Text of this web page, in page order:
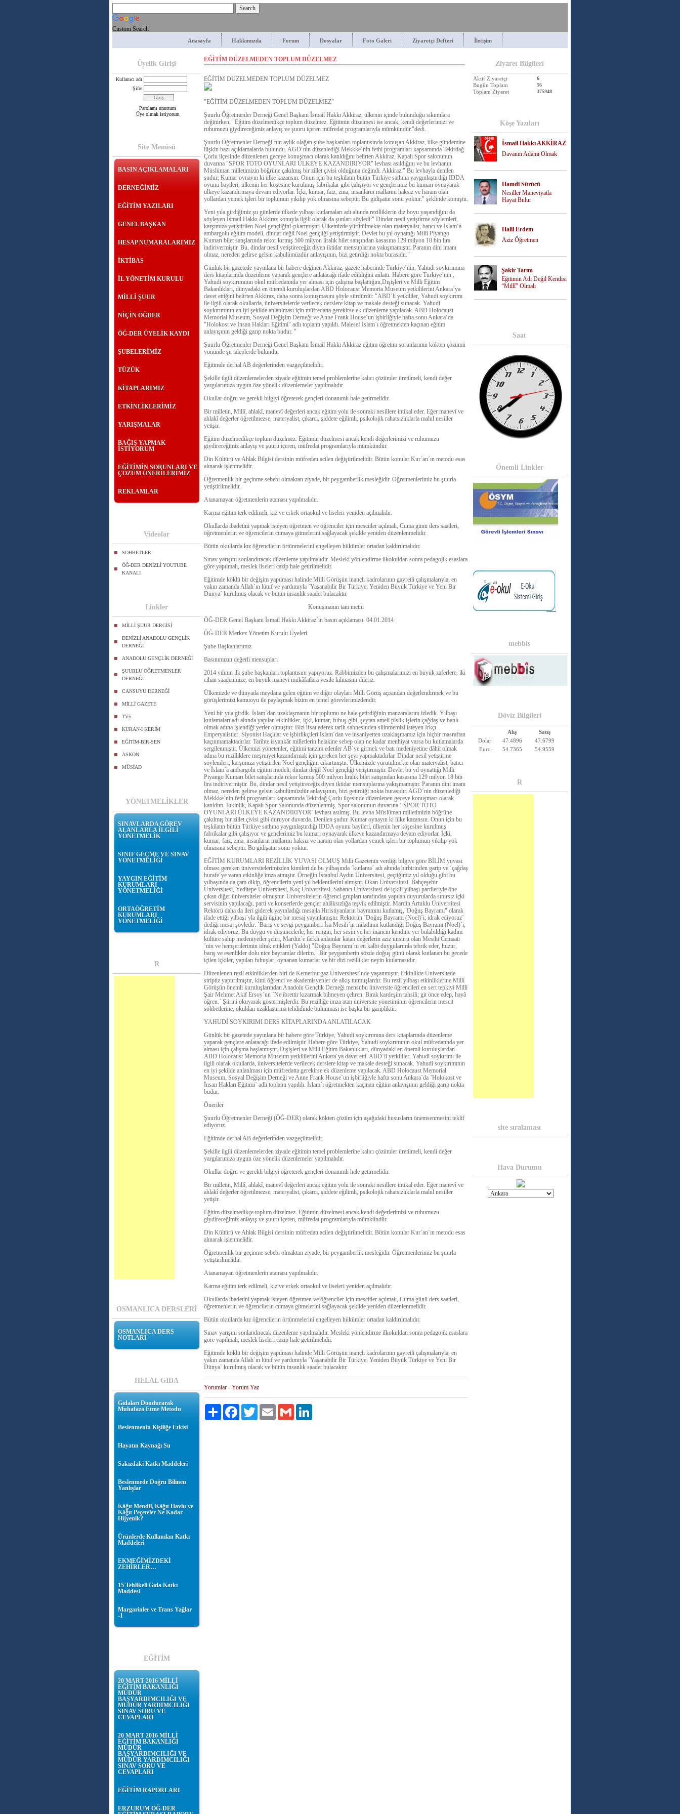
Custom Search
Anasayfa Hakkımızda Forum Dosyalar Foto Galeri Ziyaretçi Defteri İletişim
Üyelik Girişi
Kullanıcı adı
Şifre
Parolamı unuttum
Üye olmak istiyorum
Site Menüsü
BASIN AÇIKLAMALARI
DERNEĞİMİZ
EĞİTİM YAZILARI
GENEL BAŞKAN
HESAP NUMARALARIMIZ
İKTİBAS
İL YÖNETİM KURULU
MİLLİ ŞUUR
NİÇİN ÖĞDER
ÖĞ-DER ÜYELİK KAYDI
ŞUBELERİMİZ
TÜZÜK
KİTAPLARIMIZ
ETKİNLİKLERİMİZ
YARIŞMALAR
BAĞIŞ YAPMAK
İSTİYORUM
EĞİTİMİN SORUNLARI VE
ÇÖZÜM ÖNERİLERİMİZ
REKLAMLAR
Videolar
SOHBETLER
ÖĞ-DER DENİZLİ YOUTUBE
KANALI
Linkler
MİLLİ ŞUUR DERGİSİ
DENİZLİ ANADOLU GENÇLİK
DERNEĞİ
ANADOLU GENÇLİK DERNEĞİ
ŞUURLU ÖĞRETMENLER
DERNEĞİ
CANSUYU DERNEĞİ
MİLLİ GAZETE
TV5
KURAN-I KERİM
EĞİTİM-BİR-SEN
ASKON
MÜSİAD
YÖNETMELİKLER
SINAVLARDA GÖREV
ALANLARLA İLGİLİ
YÖNETMELİK
SINIF GEÇME VE SINAV
YÖNETMELİĞİ
YAYGIN EĞİTİM
KURUMLARI
YÖNETMELİĞİ
ORTAÖĞRETİM
KURUMLARI
YÖNETMELİĞİ
R
OSMANLICA DERSLERİ
OSMANLICA DERS
NOTLARI
HELAL GIDA
Gıdaları Dondurarak
Muhafaza Etme Metodu
Beslenmenin Kişiliğe Etkisi
Hayatın Kaynağı Su
Sakızdaki Katkı Maddeleri
Beslenmede Doğru Bilinen
Yanlışlar
Kâğıt Mendil, Kâğıt Havlu ve
Kâğıt Peçeteler Ne Kadar
Hijyenik?
Ürünlerde Kullanılan Katkı
Maddeleri
EKMEĞİMİZDEKİ
ZEHİRLER…
15 Tehlikeli Gıda Katkı
Maddesi
Margarinler ve Trans Yağlar
-1
EĞİTİM
20 MART 2016 MİLLİ
EĞİTİM BAKANLIĞI
MÜDÜR
BAŞYARDIMCILIĞI VE
MÜDÜR YARDIMCILIĞI
SINAV SORU VE
CEVAPLARI
20 MART 2016 MİLLİ
EĞİTİM BAKANLIĞI
MÜDÜR
BAŞYARDIMCILIĞI VE
MÜDÜR YARDIMCILIĞI
SINAV SORU VE
CEVAPLARI
EĞİTİM RAPORLARI
ERZURUM ÖĞ-DER
EĞİTİM DÜZELMEDEN TOPLUM DÜZELMEZ
EĞİTİM DÜZELMEDEN TOPLUM DÜZELMEZ
"EĞİTİM DÜZELMEDEN TOPLUM DÜZELMEZ"
Şuurlu Öğretmenler Derneği Genel Başkanı İsmail Hakkı Akkiraz, ülkenin içinde bulunduğu sıkıntılara
değinirken, "Eğitim düzelmedikçe toplum düzelmez. Eğitimin düzelmesi ise ancak, kendi değerlerimizi ve
ruhumuzu giydireceğimiz anlayış ve şuuru içeren müfredat programlarıyla mümkündür."dedi.
Şuurlu Öğretmenler Derneği´nin aylık olağan şube başkanları toplantısında konuşan Akkiraz, ülke gündemine
ilişkin bazı açıklamalarda bulundu. AGD´nin düzenlediği Mekkke´nin fethi programları kapsamında Tekirdağ
Çorlu ilçesinde düzenlenen geceye konuşmacı olarak katıldığını belirten Akkiraz, Kapalı Spor salonunun
duvarına "SPOR TOTO OYUNLARI ÜLKEYE KAZANDIRIYOR" levhası asıldığını ve bu levhanın
Müslüman milletimizin böğrüne çakılmış bir zillet çivisi olduğuna değindi. Akkiraz:" Bu levhayla denilen
şudur; Kumar oynayın ki ülke kazansın. Onun için bu teşkilatın bütün Türkiye sathına yaygınlaştırdığı IDDA
oyunu bayileri, ülkenin her köşesine kurulmuş fabrikalar gibi çalışıyor ve gençlerimiz bu kumarı oynayarak
ülkeye kazandırmaya devam ediyorlar. İçki, kumar, faiz, zina, insanların mallarını haksız ve haram olan
yollardan yemek işleri bir toplumun yıkılıp yok olmasına sebeptir. Bu gidişatın sonu yoktur." şeklinde konuştu.
Yeni yıla girdiğimiz şu günlerde ülkede yılbaşı kutlamaları adı altında rezilliklerin diz boyu yaşandığını da
söyleyen İsmail Hakkı Akkiraz konuyla ilgili olarak da şunları söyledi:" Dindar nesil yetiştirme söylemleri,
karşımıza yetiştirilen Noel gençliğini çıkartmıştır. Ülkemizde yürütülmekte olan materyalist, batıcı ve İslam´a
ambargolu eğitim modeli, dindar değil Noel gençliği yetiştirmiştir. Devlet bu yıl oynattığı Milli Piyango
Kumarı bilet satışlarında rekor kırmış 500 milyon liralık bilet satışından kasasına 129 milyon 18 bin lira
indirivermiştir. Bu, dindar nesil yetiştireceğiz diyen iktidar mensuplarına yakışmamıştır. Paranın dini imanı
olmaz, nereden gelirse gelsin kabulümüzdür anlayışının, bizi getirdiği nokta burasıdır."
Günlük bir gazetede yayınlana bir habere değinen Akkiraz, gazete haberinde Türkiye´nin, Yahudi soykırımına
ders kitaplarında düzenleme yaparak gençlere anlatacağı ifade edildiğini anlattı. Habere göre Türkiye´nin ,
Yahudi soykırımının okul müfredatında yer alması için çalışma başlattığını,Dışişleri ve Milli Eğitim
Bakanlıkları, dünyadaki en önemli kuruluşlardan ABD Holocaust Memoria Museum yetkililerini Ankara´ya
davet ettiğini belirten Akkiraz, daha sonra konuşmasını şöyle sürdürdü: "ABD´li yetkililer, Yahudi soykırımı
ile ilgili olarak okullarda, üniversitelerde verilecek derslere kitap ve makale desteği sunacak. Yahudi
soykırımının en iyi şekilde anlatılması için müfredatta gerekirse ek düzenleme yapılacak. ABD Holocaust
Memorial Museum, Sosyal Değişim Derneği ve Anne Frank House´un işbirliğiyle hafta sonu Ankara´da
"Holokost ve İnsan Hakları Eğitimi" adlı toplantı yapıldı. Malesef İslam´ı öğretmekten kaçınan eğitim
anlayışının geldiği garıp nokta budur. "
Şuurlu Öğretmenler Derneği Genel Başkanı İsmail Hakkı Akkiraz eğitim öğretim sorunlarının kökten çözümü
yönünde şu taleplerde bulundu:
Eğitimde derhal AB değerlerinden vazgeçilmelidir.
Şekille ilgili düzenlemelerden ziyade eğitimin temel problemlerine kalıcı çözümler üretilmeli, kendi değer
yargılarımıza uygun öze yönelik düzenlemeler yapılmalıdır.
Okullar doğru ve gerekli bilgiyi öğreterek gençleri donanımlı hale getirmelidir.
Bir milletin, Millî, ahlakî, manevî değerleri ancak eğitim yolu ile sonraki nesillere intikal eder. Eğer manevî ve
ahlakî değerler öğretilmezse, materyalist, çıkarcı, şiddete eğilimli, psikolojik rahatsızlıklarla malul nesiller
yetişir.
Eğitim düzelmedikçe toplum düzelmez. Eğitimin düzelmesi ancak kendi değerlerimizi ve ruhumuzu
giydireceğimiz anlayış ve şuuru içeren, müfredat programlarıyla mümkündür.
Din Kültürü ve Ahlak Bilgisi dersinin müfredatı acilen değiştirilmelidir. Bütün konular Kur´an´ın metodu esas
alınarak işlenmelidir.
Öğretmenlik bir geçinme sebebi olmaktan ziyade, bir peygamberlik mesleğidir. Öğretmenlerimiz bu şuurla
yetiştirilmelidir.
Atanamayan öğretmenlerin ataması yapılmalıdır.
Karma eğitim terk edilmeli, kız ve erkek ortaokul ve liseleri yeniden açılmalıdır.
Okullarda ibadetini yapmak isteyen öğretmen ve öğrenciler için mescitler açılmalı, Cuma günü ders saatleri,
öğretmenlerin ve öğrencilerin cumaya gitmelerini sağlayacak şekilde yeniden düzenlenmelidir.
Bütün okullarda kız öğrencilerin örtünmelerini engelleyen hükümler ortadan kaldırılmalıdır.
Sınav yarışını sonlandıracak düzenleme yapılmalıdır. Mesleki yönlendirme ilkokuldan sonra pedagojik esaslara
göre yapılmalı, meslek liseleri cazip hale getirilmelidir.
Eğitimde köklü bir değişim yapılması halinde Milli Görüşün inançlı kadrolarının gayretli çalışmalarıyla, en
yakın zamanda Allah´ın lütuf ve yardımıyla ´Yaşanabilir Bir Türkiye, Yeniden Büyük Türkiye ve Yeni Bir
Dünya´ kurulmuş olacak ve bütün insanlık saadet bulacaktır.
Konuşmanın tam metni
ÖĞ-DER Genel Başkanı İsmail Hakkı Akkiraz´ın basın açıklaması. 04.01.2014
ÖĞ-DER Merkez Yönetim Kurulu Üyeleri
Şube Başkanlarımız
Basınımızın değerli mensupları
2014 yılının ilk şube başkanları toplantısını yapıyoruz. Rabbimizden bu çalışmalarımızı en büyük zaferlere, iki
cihan saadetimize, en büyük manevi mükâfatlara vesile kılmasını dileriz.
Ülkemizde ve dünyada meydana gelen eğitim ve diğer olayları Milli Görüş açısından değerlendirmek ve bu
görüşlerimizi kamuoyu ile paylaşmak bizim en temel görevlerimizdendir.
Yeni bir yıla girdik. İslam´dan uzaklaşmanın bir toplumu ne hale getirdiğinin manzaralarını izledik. Yılbaşı
kutlamaları adı altında yapılan etkinlikler, içki, kumar, fuhuş gibi, şeytan ameli pislik işlerin çağdaş ve batılı
olmak adına işlendiği yerler olmuştur. Bizi ifsat ederek tarih sahnesinden silinmemizi isteyen Irkçı
Emperyalistler, Siyonist Haçlılar ve işbirlikçileri İslam´dan ve insaniyetten uzaklaşmamız için hiçbir masraftan
kaçınmamaktadırlar. Tarihte isyankâr milletlerin helakine sebep olan ne kadar menhiyat varsa bu kutlamalarda
sergilenmiştir. Ülkemizi yönetenler, eğitimi tanzim edenler AB´ye girmek ve batı medeniyetine dâhil olmak
adına bu rezilliklere meşruiyet kazandırmak için gereken her şeyi yapmaktadırlar. Dindar nesil yetiştirme
söylemleri, karşımıza yetiştirilen Noel gençliğini çıkartmıştır. Ülkemizde yürütülmekte olan materyalist, batıcı
ve İslam´a ambargolu eğitim modeli, dindar değil Noel gençliği yetiştirmiştir. Devlet bu yıl oynattığı Milli
Piyango Kumarı bilet satışlarında rekor kırmış 500 milyon liralık bilet satışından kasasına 129 milyon 18 bin
lira indirivermiştir. Bu, dindar nesil yetiştireceğiz diyen iktidar mensuplarına yakışmamıştır. Paranın dini imanı
olmaz, nereden gelirse gelsin kabulümüzdür anlayışının, bizi getirdiği nokta burasıdır. AGD´nin düzenlediği
Mekkke´nin fethi programları kapsamında Tekirdağ Çorlu ilçesinde düzenlenen geceye konuşmacı olarak
katıldım. Etkinlik, Kapalı Spor Salonunda düzenlenmiş. Spor salonunun duvarına ´ SPOR TOTO
OYUNLARI ÜLKEYE KAZANDIRIYOR´ levhası asılmış. Bu levha Müslüman milletimizin böğrüne
çakılmış bir zillet çivisi gibi duruyor duvarda. Denilen şudur. Kumar oynayın ki ülke kazansın. Onun için bu
teşkilatın bütün Türkiye sathına yaygınlaştırdığı IDDA oyunu bayileri, ülkenin her köşesine kurulmuş
fabrikalar gibi çalışıyor ve gençlerimiz bu kumarı oynayarak ülkeye kazandırmaya devam ediyorlar. İçki,
kumar, faiz, zina, insanların mallarını haksız ve haram olan yollardan yemek işleri bir toplumun yıkılıp yok
olmasına sebeptir. Bu gidişatın sonu yoktur.
EĞİTİM KURUMLARI REZİLLİK YUVASI OLMUŞ Milli Gazetenin verdiği bilgiye göre BİLİM yuvası
olması gereken üniversitelerimizden kimileri de bu yılbaşında ´kutlama´ adı altında birbirinden garip ve ´çağdaş
hurafe´ye varan etkinliğe imza atmıştır. Örneğin İstanbul Aydın Üniversitesi, geçtiğimiz yıl olduğu gibi bu
yılbaşında da çam dikip, öğrencilerin yeni yıl beklentilerini almıştır. Okan Üniversitesi, Bahçeşehir
Üniversitesi, Yeditepe Üniversitesi, Koç Üniversitesi, Sabancı Üniversitesi de içkili yılbaşı partileriyle öne
çıkan diğer üniversiteler olmuştur. Üniversitelerin öğrenci grupları tarafından yapılan duyurularda sınırsız içki
servisinin yapılacağı, parti ve konserlerde gençler ahlâksızlığa teşvik edilmiştir. Mardin Artuklu Üniversitesi
Rektörü daha da ileri giderek yayınladığı mesajla Hıristiyanların bayramını kutlamış,"Doğuş Bayramı" olarak
ifade ettiği yılbaşı´yla ilgili ilginç bir mesaj yayınlamıştır. Rektörün ´Doğuş Bayramı (Noel)´i, idrak ediyoruz´
dediği mesaj şöyledir: ´Barış ve sevgi peygamberi İsa Mesih´in miladının kutlandığı Doğuş Bayramı (Noel)´i,
idrak ediyoruz. Bu duygu ve düşüncelerle; her rengin, her sesin ve her inancın kendine yer bulabildiği kadim
kültüre sahip medeniyetler şehri, Mardin´e farklı anlamlar katan değerlerin aziz unsuru olan Mesihi Cemaati
´nin ve hemşerilerimin idrak ettikleri (Yaldo) "Doğuş Bayramı´nı en kalbi duygularımla tebrik eder, huzur,
barış ve esenlikler dolu nice bayramlar dilerim." Bir peygamberin sözde doğuş günü olarak kutlanan bu gecede
içilen içkiler, yapılan fuhuşlar, oynanan kumarlar ve bir dizi rezillikler neyin kutlamasıdır.
Düzenlenen rezil etkinliklerden biri de Kemerburgaz Üniversitesi´nde yaşanmıştır. Etkinlikte Üniversitede
striptiz yaptırılmıştır, kimi öğrenci ve akademisyenler de alkış tutmuşlardır. Bu rezil yılbaşı etkinliklerine Milli
Görüşün önemli kuruluşlarından Anadolu Gençlik Derneği mensubu üniversite öğrencileri en sert tepkiyi Milli
Şair Mehmet Akif Ersoy´un ´Ne ibrettir kızarmak bilmeyen çehren. Bırak kardeşim tahsili; git önce edep, hayâ
öğren.´ Şiirini okuyarak göstermişlerdir. Bu rezilliğe imza atan üniversite yönetiminin öğrencilerin mescit
sohbetlerine, okuldan uzaklaştırma tehdidinde bulunması ise başka bir garipliktir.
YAHUDİ SOYKIRIMI DERS KİTAPLARINDA ANLATILACAK
Günlük bir gazetede yayınlana bir habere göre Türkiye, Yahudi soykırımına ders kitaplarında düzenleme
yaparak gençlere anlatacağı ifade edilmiştir. Habere göre Türkiye, Yahudi soykırımının okul müfredatında yer
alması için çalışma başlatmıştır. Dışişleri ve Milli Eğitim Bakanlıkları, dünyadaki en önemli kuruluşlardan
ABD Holocaust Memoria Museum yetkililerini Ankara´ya davet etti. ABD´li yetkililer, Yahudi soykırımı ile
ilgili olarak okullarda, üniversitelerde verilecek derslere kitap ve makale desteği sunacak. Yahudi soykırımının
en iyi şekilde anlatılması için müfredatta gerekirse ek düzenleme yapılacak. ABD Holocaust Memorial
Museum, Sosyal Değişim Derneği ve Anne Frank House´un işbirliğiyle hafta sonu Ankara´da ´Holokost ve
İnsan Hakları Eğitimi´ adlı toplantı yapıldı. İslam´ı öğretmekten kaçınan eğitim anlayışının geldiği garıp nokta
budur.
Öneriler
Şuurlu Öğretmenler Derneği (ÖĞ-DER) olarak kökten çözüm için aşağıdaki hususların önemsenmesini teklif
ediyoruz.
Eğitimde derhal AB değerlerinden vazgeçilmelidir.
Şekille ilgili düzenlemelerden ziyade eğitimin temel problemlerine kalıcı çözümler üretilmeli, kendi değer
yargılarımıza uygun öze yönelik düzenlemeler yapılmalıdır.
Okullar doğru ve gerekli bilgiyi öğreterek gençleri donanımlı hale getirmelidir.
Bir milletin, Millî, ahlakî, manevî değerleri ancak eğitim yolu ile sonraki nesillere intikal eder. Eğer manevî ve
ahlakî değerler öğretilmezse, materyalist, çıkarcı, şiddete eğilimli, psikolojik rahatsızlıklarla malul nesiller
yetişir.
Eğitim düzelmedikçe toplum düzelmez. Eğitimin düzelmesi ancak kendi değerlerimizi ve ruhumuzu
giydireceğimiz anlayış ve şuuru içeren, müfredat programlarıyla mümkündür.
Din Kültürü ve Ahlak Bilgisi dersinin müfredatı acilen değiştirilmelidir. Bütün konular Kur´an´ın metodu esas
alınarak işlenmelidir.
Öğretmenlik bir geçinme sebebi olmaktan ziyade, bir peygamberlik mesleğidir. Öğretmenlerimiz bu şuurla
yetiştirilmelidir.
Atanamayan öğretmenlerin ataması yapılmalıdır.
Karma eğitim terk edilmeli, kız ve erkek ortaokul ve liseleri yeniden açılmalıdır.
Okullarda ibadetini yapmak isteyen öğretmen ve öğrenciler için mescitler açılmalı, Cuma günü ders saatleri,
öğretmenlerin ve öğrencilerin cumaya gitmelerini sağlayacak şekilde yeniden düzenlenmelidir.
Bütün okullarda kız öğrencilerin örtünmelerini engelleyen hükümler ortadan kaldırılmalıdır.
Sınav yarışını sonlandıracak düzenleme yapılmalıdır. Mesleki yönlendirme ilkokuldan sonra pedagojik esaslara
göre yapılmalı, meslek liseleri cazip hale getirilmelidir.
Eğitimde köklü bir değişim yapılması halinde Milli Görüşün inançlı kadrolarının gayretli çalışmalarıyla, en
yakın zamanda Allah´ın lütuf ve yardımıyla ´Yaşanabilir Bir Türkiye, Yeniden Büyük Türkiye ve Yeni Bir
Dünya´ kurulmuş olacak ve bütün insanlık saadet bulacaktır.
Yorumlar - Yorum Yaz
Paylaş FacebookTwitter Email Gmail
Ziyaret Bilgileri
Aktif Ziyaretçi 6
Bugün Toplam 56
Toplam Ziyaret 375948
Köşe Yazıları
İsmail Hakkı AKKİRAZ
Davanın Adamı Olmak
Hamdi Sürücü
Nesiller Maneviyatla
Hayat Bulur
Halil Erdem
Aziz Öğretmen
Şakir Tarım
Eğitimin Adı Değil Kendisi
“Millî” Olmalı
Saat
Önemli Linkler
mebbis
Döviz Bilgileri
Alış
Satış
Dolar
47.4896
47.6799
Euro
54.7365 54.9559
R
site sıralaması
Hava Durumu